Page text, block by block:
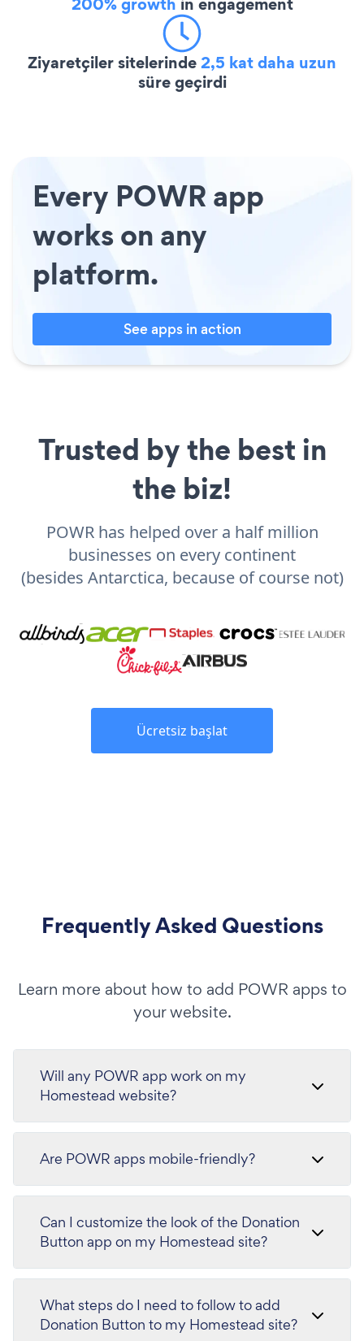
Ziyaretçiler sitelerinde2,5 kat daha uzun
süre geçirdi
Every POWR app
works on any
platform.
See apps in action
Trusted by the best in
the biz!
POWR has helped over a half million
businesses on every continent
(besides Antarctica, because of course not)
Ücretsiz başlat
Frequently Asked Questions
Learn more about how to add POWR apps to
your website.
Will any POWR app work on my
Homestead website?
Are POWR apps mobile-friendly?
Can I customize the look of the Donation
Button app on my Homestead site?
What steps do I need to follow to add
Donation Button to my Homestead site?